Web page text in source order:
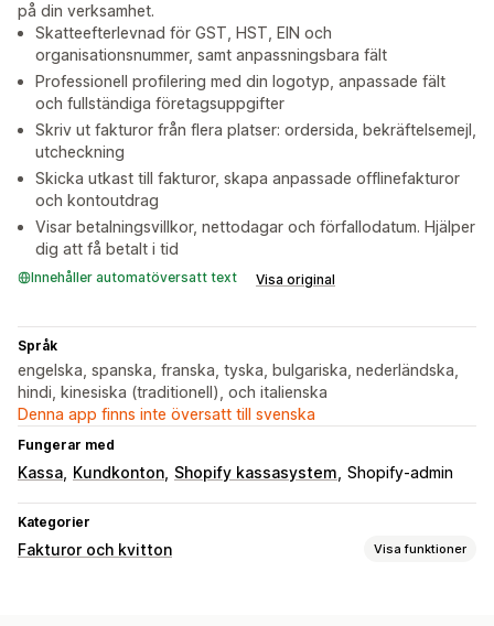
på din verksamhet.
Skatteefterlevnad för GST, HST, EIN och
organisationsnummer, samt anpassningsbara fält
Professionell profilering med din logotyp, anpassade fält
och fullständiga företagsuppgifter
Skriv ut fakturor från flera platser: ordersida, bekräftelsemejl,
utcheckning
Skicka utkast till fakturor, skapa anpassade offlinefakturor
och kontoutdrag
Visar betalningsvillkor, nettodagar och förfallodatum. Hjälper
dig att få betalt i tid
Innehåller automatöversatt text Visa original
Språk
engelska, spanska, franska, tyska, bulgariska, nederländska,
hindi, kinesiska (traditionell), och italienska
Denna app finns inte översatt till svenska
Fungerar med
Kassa Kundkonton Shopify kassasystem Shopify-admin
Kategorier
Fakturor och kvitton Visa funktioner